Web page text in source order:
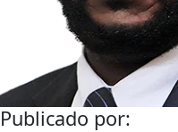
Publicado por: